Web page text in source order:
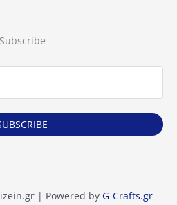
Subscribe
| Powered by G-Crafts.gr